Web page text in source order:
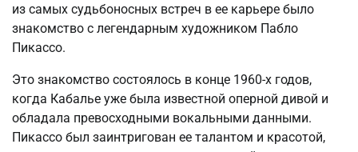
из самых судьбоносных встреч в ее карьере было
знакомство с легендарным художником Пабло
Пикассо.
Это знакомство состоялось в конце 1960-х годов,
когда Кабалье уже была известной оперной дивой и
обладала превосходными вокальными данными.
Пикассо был заинтригован ее талантом и красотой,